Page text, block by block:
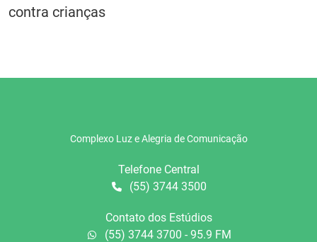
contra crianças
Complexo Luz e Alegria de Comunicação
Telefone Central
(55) 3744 3500
Contato dos Estúdios
(55) 3744 3700 - 95.9 FM